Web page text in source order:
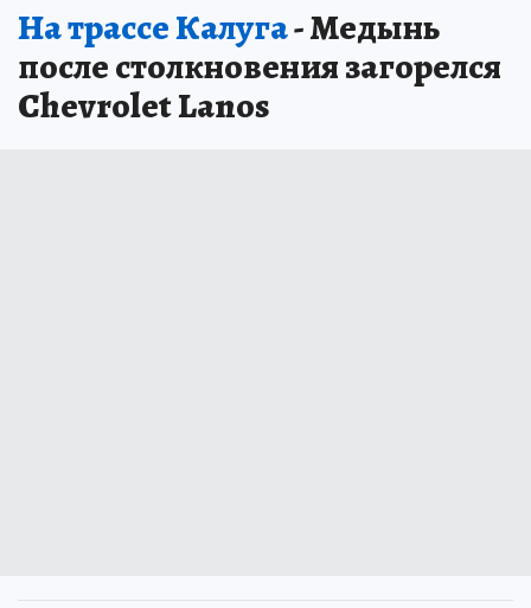
На трассе Калуга- Медынь
после столкновения загорелся
Chevrolet Lanos